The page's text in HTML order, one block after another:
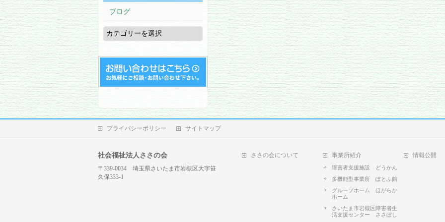
ブログ
ブ
ロ
グ
プライバシーポリシー サイトマップ
社会福祉法人ささの会
〒339-0034 埼玉県さいたま市岩槻区大字笹
久保333-1
ささの会について 事業所紹介
障害者支援施設 どうかん
多機能型事業所 ぽとふ館
グループホーム ほがらか
ホーム
さいたま市岩槻区障害者生
活支援センター ささぼし
情報公開